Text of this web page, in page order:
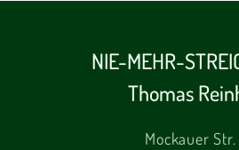
NIE-MEHR-
Thomas
Mockauer Str.